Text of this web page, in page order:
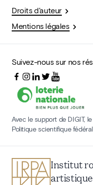
Droits d'auteur
Mentions légales
Suivez-nous sur nos
Avec le support de DIGIT,
Politique scientifique
Institut
artistique